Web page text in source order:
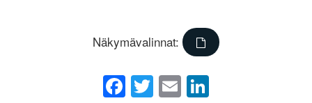
Näkymävalinnat:
Facebook
Twitter
Email